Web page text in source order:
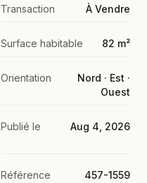
Transaction À Vendre
Surface habitable 82 m²
Orientation
Nord · Est ·
Ouest
Publié le Aug 4, 2026
Référence 457-1559